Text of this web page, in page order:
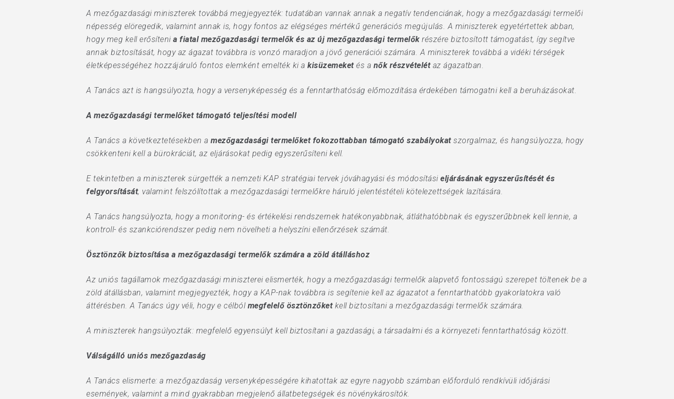
A mezőgazdasági miniszterek továbbá megjegyezték: tudatában vannak annak a negatív tendenciának, hogy a mezőgazdasági termelői
népesség elöregedik, valamint annak is, hogy fontos az elégséges mértékű generációs megújulás. A miniszterek egyetértettek abban,
hogy meg kell erősíteni a fiatal mezőgazdasági termelők és az új mezőgazdasági termelőkrészére biztosított támogatást, így segítve
annak biztosítását, hogy az ágazat továbbra is vonzó maradjon a jövő generációi számára. A miniszterek továbbá a vidéki térségek
életképességéhez hozzájáruló fontos elemként emelték ki a kisüzemeketés a nők részvételétaz ágazatban.
A Tanács azt is hangsúlyozta, hogy a versenyképesség és a fenntarthatóság előmozdítása érdekében támogatni kell a beruházásokat.
A mezőgazdasági termelőket támogató teljesítési modell
A Tanács a következtetésekben a mezőgazdasági termelőket fokozottabban támogató szabályokatszorgalmaz, és hangsúlyozza, hogy
csökkenteni kell a bürokráciát, az eljárásokat pedig egyszerűsíteni kell.
E tekintetben a miniszterek sürgették a nemzeti KAP stratégiai tervek jóváhagyási és módosítási eljárásának egyszerűsítését és
felgyorsítását, valamint felszólítottak a mezőgazdasági termelőkre háruló jelentéstételi kötelezettségek lazítására.
A Tanács hangsúlyozta, hogy a monitoring- és értékelési rendszernek hatékonyabbnak, átláthatóbbnak és egyszerűbbnek kell lennie, a
kontroll- és szankciórendszer pedig nem növelheti a helyszíni ellenőrzések számát.
Ösztönzők biztosítása a mezőgazdasági termelők számára a zöld átálláshoz
Az uniós tagállamok mezőgazdasági miniszterei elismerték, hogy a mezőgazdasági termelők alapvető fontosságú szerepet töltenek be a
zöld átállásban, valamint megjegyezték, hogy a KAP-nak továbbra is segítenie kell az ágazatot a fenntarthatóbb gyakorlatokra való
áttérésben. A Tanács úgy véli, hogy e célból megfelelő ösztönzőketkell biztosítani a mezőgazdasági termelők számára.
A miniszterek hangsúlyozták: megfelelő egyensúlyt kell biztosítani a gazdasági, a társadalmi és a környezeti fenntarthatóság között.
Válságálló uniós mezőgazdaság
A Tanács elismerte: a mezőgazdaság versenyképességére kihatottak az egyre nagyobb számban előforduló rendkívüli időjárási
események, valamint a mind gyakrabban megjelenő állatbetegségek és növénykárosítók.